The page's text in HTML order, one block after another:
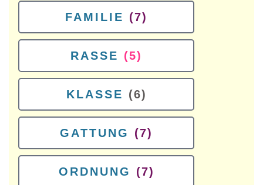
FAMILIE (7)
RASSE (5)
KLASSE (6)
GATTUNG (7)
ORDNUNG (7)